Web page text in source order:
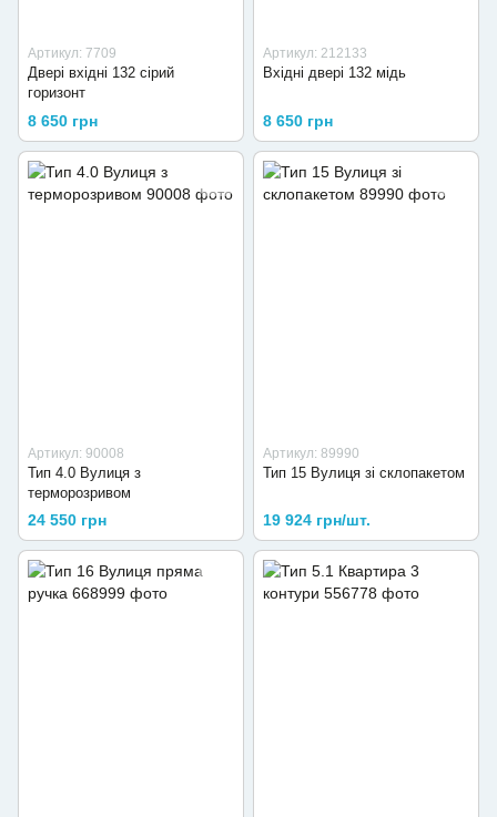
Артикул: 7709
Двері вхідні 132 сірий
горизонт
8 650 грн
Артикул: 212133
Вхідні двері 132 мідь
8 650 грн
Артикул: 90008
Тип 4.0 Вулиця з
терморозривом
24 550 грн
Артикул: 89990
Тип 15 Вулиця зі склопакетом
19 924 грн/шт.